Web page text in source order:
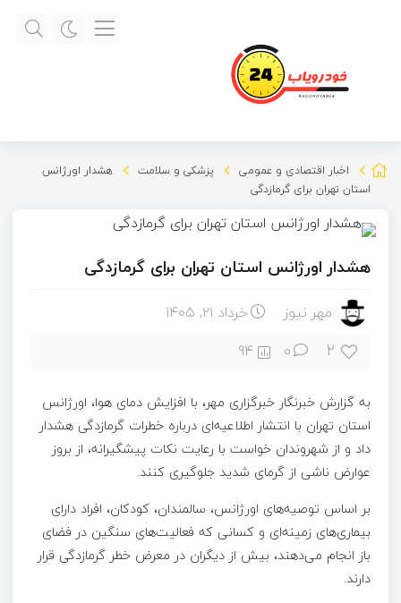
اخبار اقتصادی و عمومی پزشکی و سلامت
هشدار اورژانس
استان تهران برای گرمازدگی
هشدار اورژانس استان تهران برای گرمازدگی
مهر نیوز خرداد ۲۱, ۱۴۰۵
2
0
94
به گزارش خبرنگار خبرگزاری مهر، با افزایش دمای هوا، اورژانس
استان تهران با انتشار اطلاعیه‌ای درباره خطرات گرمازدگی هشدار
داد و از شهروندان خواست با رعایت نکات پیشگیرانه، از بروز
عوارض ناشی از گرمای شدید جلوگیری کنند.
بر اساس توصیه‌های اورژانس، سالمندان، کودکان، افراد دارای
بیماری‌های زمینه‌ای و کسانی که فعالیت‌های سنگین در فضای
باز انجام می‌دهند، بیش از دیگران در معرض خطر گرمازدگی قرار
دارند.